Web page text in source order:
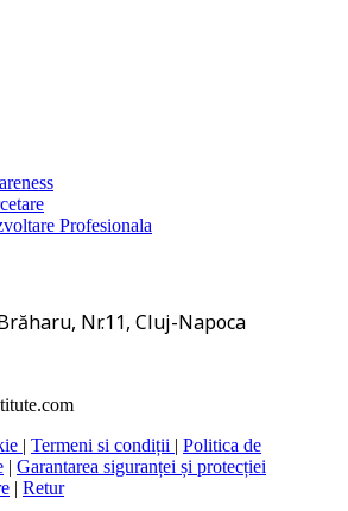
Profesionala
Nr.11, Cluj-Napoca
| Termeni si condiții | Politica de
| Garantarea siguranței și protecției
| Retur